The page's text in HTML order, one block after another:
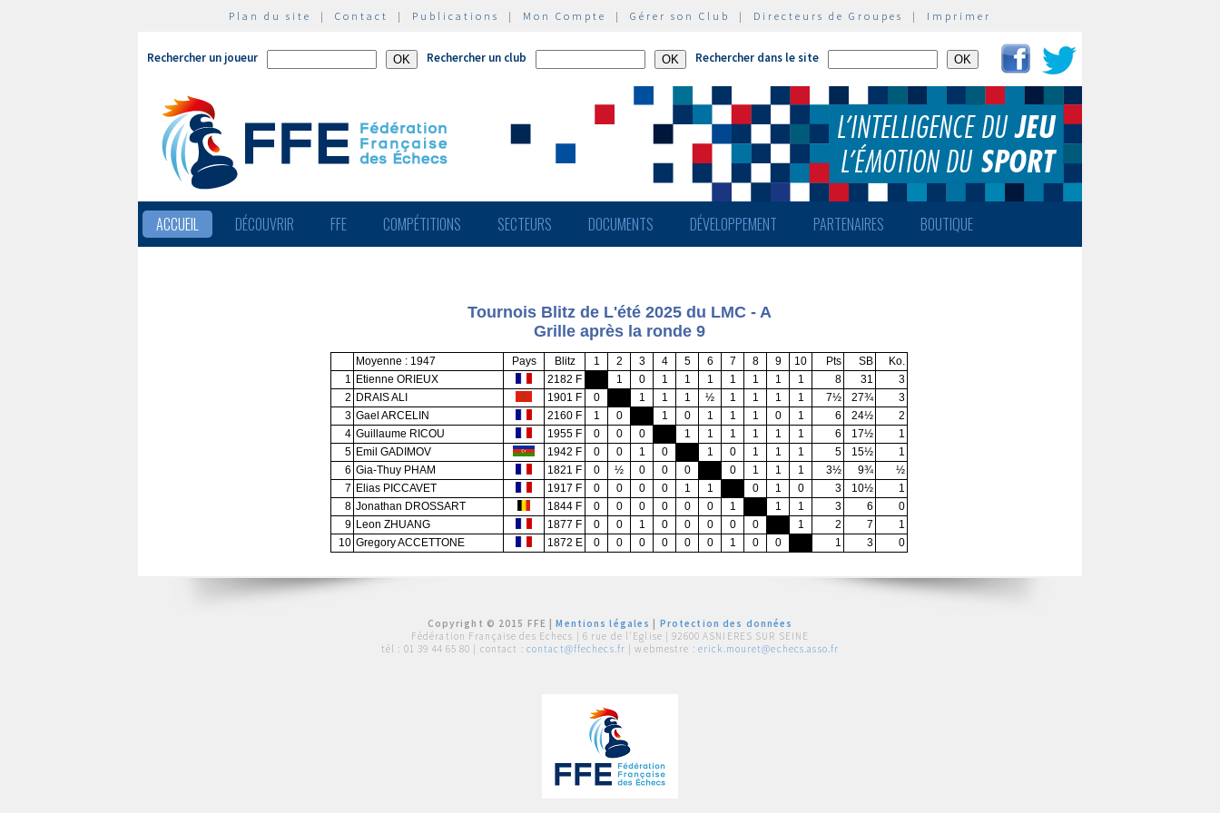
Plan du site | Contact | Publications | Mon Compte | Gérer son Club | Directeurs de Groupes | Imprimer
Rechercher un joueur Rechercher un club Rechercher dans le site
ACCUEIL DÉCOUVRIR FFE COMPÉTITIONS SECTEURS DOCUMENTS DÉVELOPPEMENT PARTENAIRES BOUTIQUE
Tournois Blitz de L'été 2025 du LMC - A
Grille après la ronde 9
Moyenne : 1947 Pays Blitz 1 2 3 4 5 6 7 8 9 10 Pts SB
Ko.
1 Etienne ORIEUX 2182 F 1 0 1 1 1 1 1 1 1 8 31
3
2 DRAIS ALI 1901 F 0 1 1 1 ½ 1 1 1 1 7½ 27¾
3
3 Gael ARCELIN 2160 F 1 0 1 0 1 1 1 0 1 6 24½
2
4 Guillaume RICOU 1955 F 0 0 0 1 1 1 1 1 1 6 17½
1
5 Emil GADIMOV 1942 F 0 0 1 0 1 0 1 1 1 5 15½
1
6 Gia-Thuy PHAM 1821 F 0 ½ 0 0 0 0 1 1 1 3½ 9¾
½
7 Elias PICCAVET 1917 F 0 0 0 0 1 1 0 1 0 3 10½
1
8 Jonathan DROSSART 1844 F 0 0 0 0 0 0 1 1 1 3 6
0
9 Leon ZHUANG 1877 F 0 0 1 0 0 0 0 0 1 2 7
1
10 Gregory ACCETTONE 1872 E 0 0 0 0 0 0 1 0 0 1 3 0
Copyright © 2015 FFE |Mentions légales
Protection des données
Fédération Française des Echecs | 6 rue de l'Eglise | 92600 ASNIERES SUR SEINE
tél : 01 39 44 65 80 | contact : contact@ffechecs.fr | webmestre : erick.mouret@echecs.asso.fr